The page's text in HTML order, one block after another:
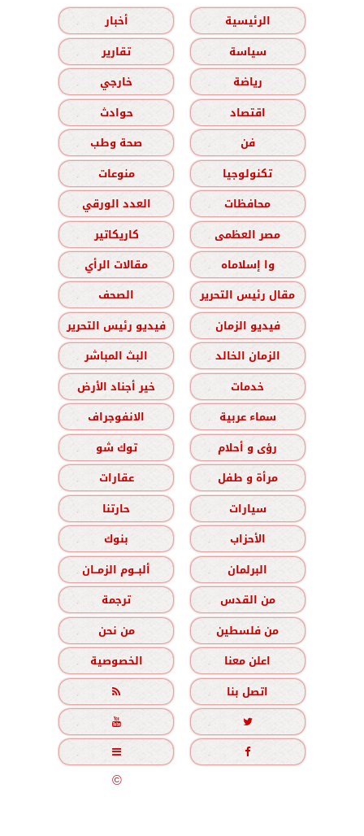
الرئيسية
أخبار
سياسة
تقارير
رياضة
خارجي
اقتصاد
حوادث
فن
صحة وطب
تكنولوجيا
منوعات
محافظات
العدد الورقي
مصر العظمى
كاريكاتير
وا إسلاماه
مقالات الرأي
مقال رئيس التحرير
الصحف
فيديو الزمان
فيديو رئيس التحرير
الزمان الخالد
البث المباشر
خدمات
خير أجناد الأرض
سماء عربية
الانفوجراف
رؤى و أحلام
توك شو
مرأة و طفل
عقارات
سيارات
حارتنا
الأحزاب
بنوك
البرلمان
ألبــوم الزمــان
من القدس
ترجمة
من فلسطين
من نحن
اعلن معنا
الخصوصية
اتصل بنا





جميع الحقوق محفوظة©